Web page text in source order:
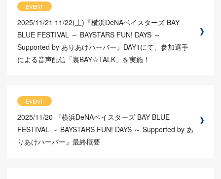
EVENT
2025/11/21 11/22(土)『横浜DeNAベイスターズ BAY
BLUE FESTIVAL ～ BAYSTARS FUN! DAYS ～
Supported by ありあけハーバー』DAY1にて、参加選手
による音声配信「裏BAY☆TALK」を実施！
EVENT
2025/11/20
『横浜DeNAベイスターズ BAY BLUE
FESTIVAL ～ BAYSTARS FUN! DAYS ～ Supported by あ
りあけハーバー』最終概要